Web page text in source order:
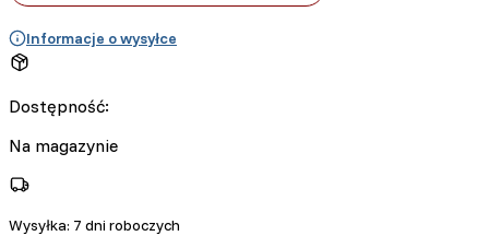
Informacje o wysyłce
Dostępność:
Na magazynie
Wysyłka: 7 dni roboczych